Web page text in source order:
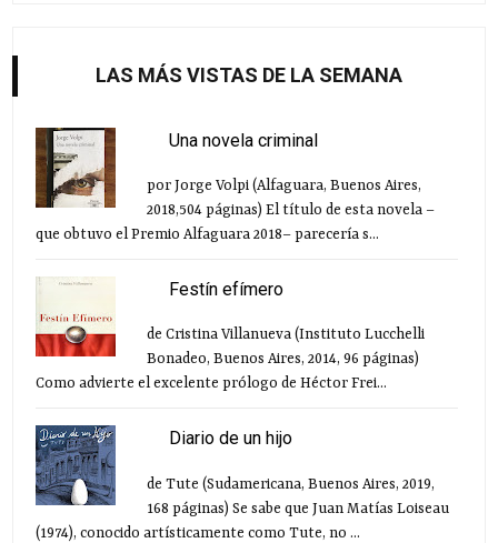
LAS MÁS VISTAS DE LA SEMANA
Una novela criminal
por Jorge Volpi (Alfaguara, Buenos Aires,
2018,504 páginas) El título de esta novela –
que obtuvo el Premio Alfaguara 2018– parecería s...
Festín efímero
de Cristina Villanueva (Instituto Lucchelli
Bonadeo, Buenos Aires, 2014, 96 páginas)
Como advierte el excelente prólogo de Héctor Frei...
Diario de un hijo
de Tute (Sudamericana, Buenos Aires, 2019,
168 páginas) Se sabe que Juan Matías Loiseau
(1974), conocido artísticamente como Tute, no ...